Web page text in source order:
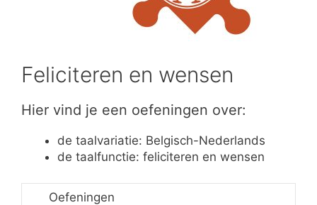
Feliciteren en wensen
Hier vind je een oefeningen over:
de taalvariatie: Belgisch-Nederlands
de taalfunctie: feliciteren en wensen
Oefeningen